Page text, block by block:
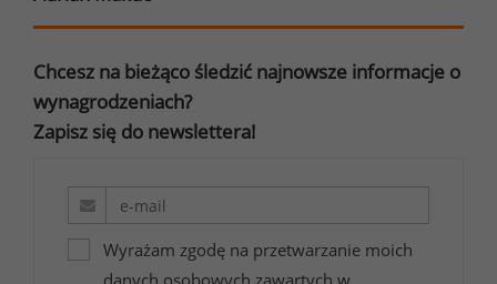
Chcesz na bieżąco śledzić najnowsze informacje o
wynagrodzeniach?
Zapisz się do newslettera!
Wyrażam zgodę na przetwarzanie moich